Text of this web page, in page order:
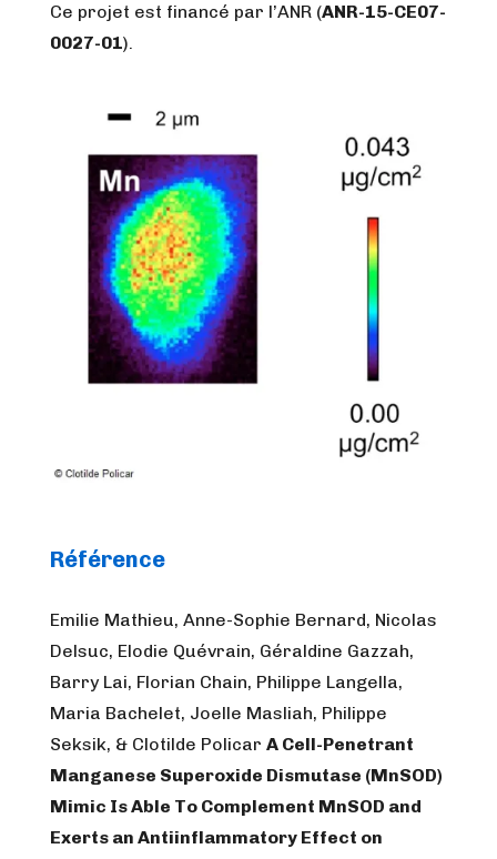
Ce projet est financé par l’ANR (ANR-15-CE07-
0027-01).
Référence
Emilie Mathieu, Anne-Sophie Bernard, Nicolas
Delsuc, Elodie Quévrain, Géraldine Gazzah,
Barry Lai, Florian Chain, Philippe Langella,
Maria Bachelet, Joelle Masliah, Philippe
Seksik, & Clotilde Policar A Cell-Penetrant
Manganese Superoxide Dismutase (MnSOD)
Mimic Is Able To Complement MnSOD and
Exerts an Antiinflammatory Effect on